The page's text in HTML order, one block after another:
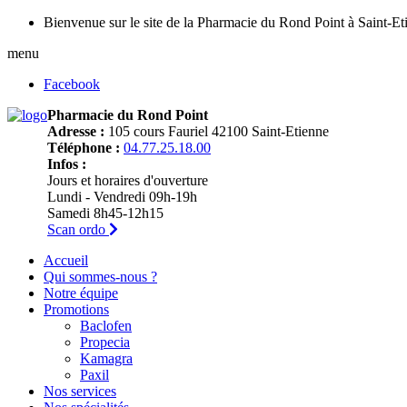
Bienvenue sur le site de la Pharmacie du Rond Point à Saint-
menu
Facebook
Pharmacie du Rond Point
Adresse : 105 cours Fauriel 42100 Saint-Etienne
Téléphone : 04.77.25.18.00
Infos :
Jours et horaires d'ouverture
Lundi - Vendredi 09h-19h
Samedi 8h45-12h15
Scan ordo
Accueil
Qui sommes-nous ?
Notre équipe
Promotions
Baclofen
Propecia
Kamagra
Paxil
Nos services